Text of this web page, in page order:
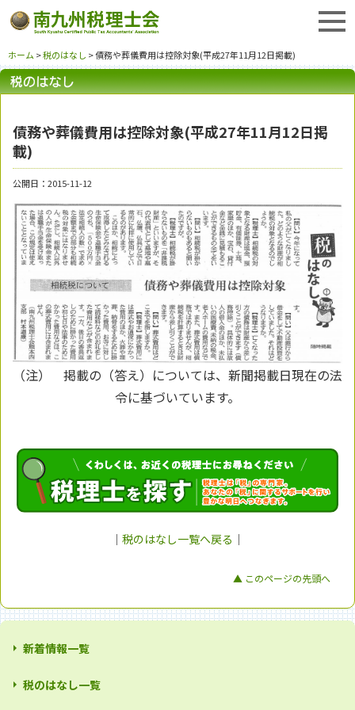
ホーム >税のはなし > 債務や葬儀費用は控除対象(平成27年11月12日掲載)
債務や葬儀費用は控除対象(平成27年11月12日掲
載)
公開日：2015-11-12
（注） 掲載の（答え）については、新聞掲載日現在の法
令に基づいています。
｜ 税のはなし一覧へ戻る ｜
▲ このページの先頭へ
新着情報一覧
税のはなし一覧